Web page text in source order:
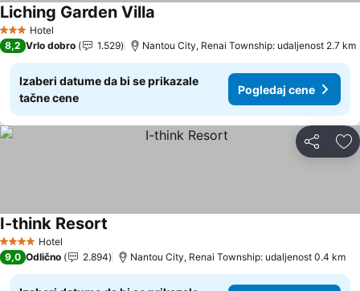
3 Zvezdice
Hotel
Liching Garden Villa
8,2 Vrlo dobro 1.529 Nantou City, Renai Township: udaljenost 2.7 km
Izaberi datume da bi se prikazale
tačne cene
Pogledaj cene
Deli
4 ZvezdiceHotel
I-think Resort
9,0 Odlično 2.894 Nantou City, Renai Township: udaljenost 0.4 km